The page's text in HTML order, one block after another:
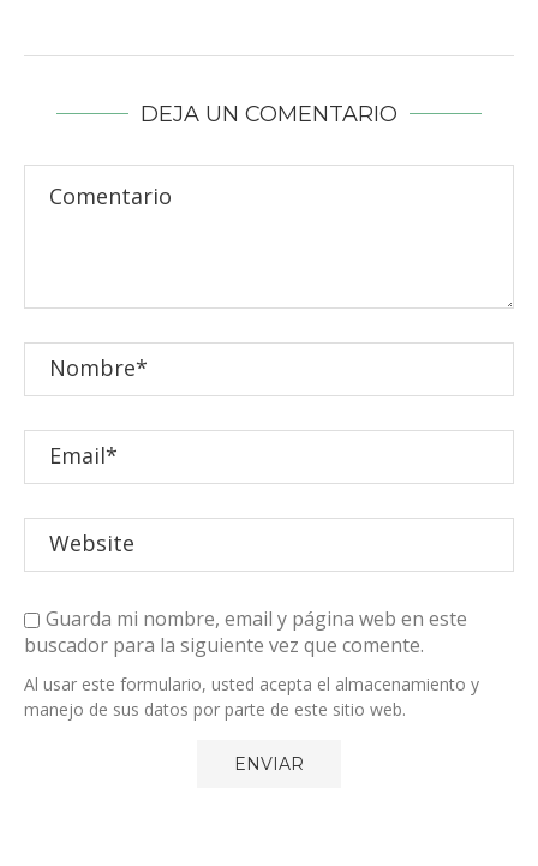
DEJA UN COMENTARIO
Guarda mi nombre, email y página web en este
buscador para la siguiente vez que comente.
Al usar este formulario, usted acepta el almacenamiento y
manejo de sus datos por parte de este sitio web.